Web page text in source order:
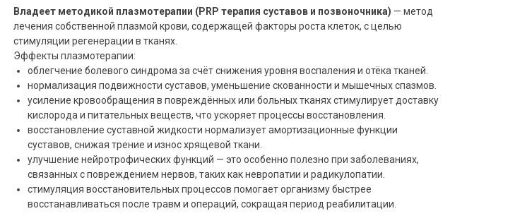
Владеет методикой плазмотерапии (PRP терапия суставов и позвоночника) — метод
лечения собственной плазмой крови, содержащей факторы роста клеток, с целью
стимуляции регенерации в тканях.
Эффекты плазмотерапии:
облегчение болевого синдрома за счёт снижения уровня воспаления и отёка тканей.
нормализация подвижности суставов, уменьшение скованности и мышечных спазмов.
усиление кровообращения в повреждённых или больных тканях стимулирует доставку
кислорода и питательных веществ, что ускоряет процессы восстановления.
восстановление суставной жидкости нормализует амортизационные функции
суставов, снижая трение и износ хрящевой ткани.
улучшение нейротрофических функций — это особенно полезно при заболеваниях,
связанных с повреждением нервов, таких как невропатии и радикулопатии.
стимуляция восстановительных процессов помогает организму быстрее
восстанавливаться после травм и операций, сокращая период реабилитации.